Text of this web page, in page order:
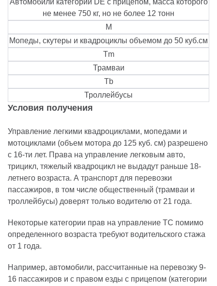
Автомобили категории DE с прицепом, масса которого
не менее 750 кг, но не более 12 тонн
M
Мопеды, скутеры и квадроциклы объемом до 50 куб.см
Tm
Трамваи
Tb
Троллейбусы
Условия получения
Управление легкими квадроциклами, мопедами и
мотоциклами (объем мотора до 125 куб. см) разрешено
с 16-ти лет. Права на управление легковым авто,
трицикл, тяжелый квадроцикл не выдадут раньше 18-
летнего возраста. А транспорт для перевозки
пассажиров, в том числе общественный (трамваи и
троллейбусы) доверят только водителю от 21 года.
Некоторые категории прав на управление ТС помимо
определенного возраста требуют водительского стажа
от 1 года.
Например, автомобили, рассчитанные на перевозку 9-
16 пассажиров и с правом езды с прицепом (категории